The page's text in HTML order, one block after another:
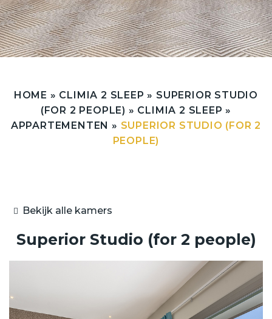
HOME » CLIMIA 2 SLEEP » SUPERIOR STUDIO
(FOR 2 PEOPLE) » CLIMIA 2 SLEEP »
APPARTEMENTEN » SUPERIOR STUDIO (FOR 2
PEOPLE)
Bekijk alle kamers
Superior Studio (for 2 people)